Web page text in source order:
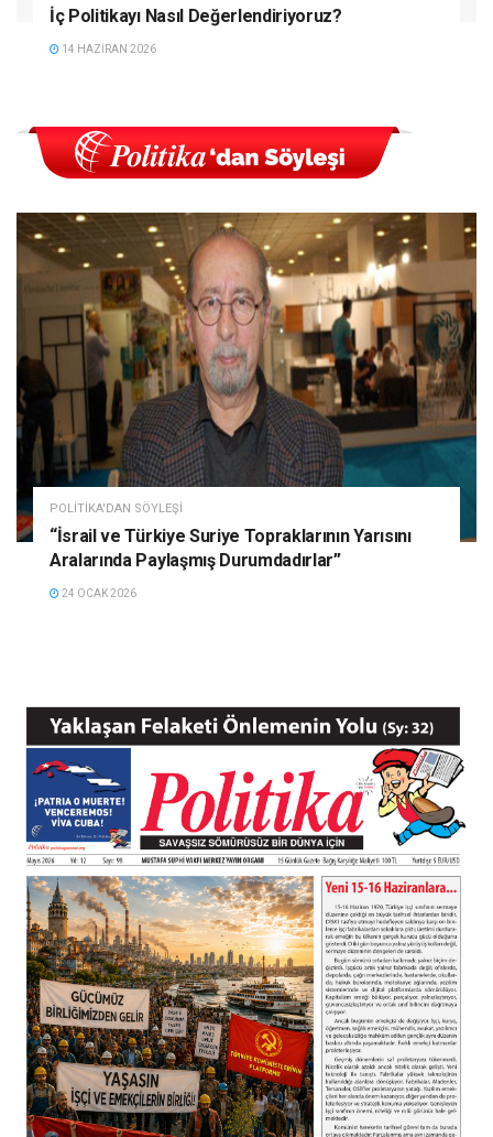
İç Politikayı Nasıl Değerlendiriyoruz?
14 HAZIRAN 2026
POLITIKA'DAN SÖYLEŞI
“İsrail ve Türkiye Suriye Topraklarının Yarısını
Aralarında Paylaşmış Durumdadırlar”
24 OCAK 2026